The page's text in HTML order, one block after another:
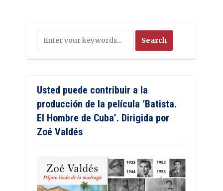
Usted puede contribuir a la
producción de la película ‘Batista.
El Hombre de Cuba’. Dirigida por
Zoé Valdés